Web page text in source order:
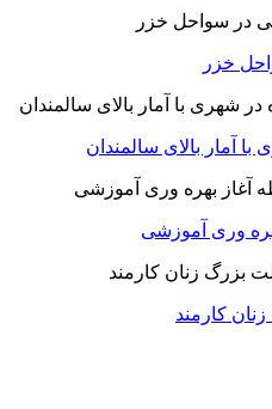
خزر
آمار بالای سالمندان
‌وری آموزشی
کارمند